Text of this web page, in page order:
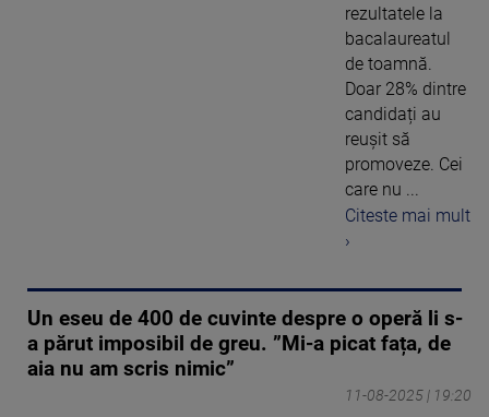
rezultatele la
bacalaureatul
de toamnă.
Doar 28% dintre
candidați au
reușit să
promoveze. Cei
care nu ...
Citeste mai mult
›
Un eseu de 400 de cuvinte despre o operă li s-
a părut imposibil de greu. ”Mi-a picat fața, de
aia nu am scris nimic”
11-08-2025 | 19:20